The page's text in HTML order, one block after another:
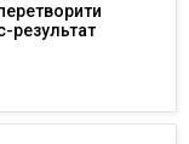
результат